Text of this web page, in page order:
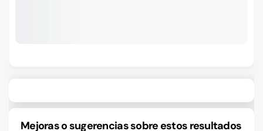
Mejoras o sugerencias sobre estos resultados